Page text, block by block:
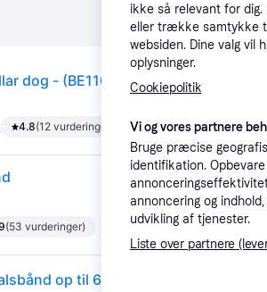
dog - (BE11091)
4.8(12 vurderinger)
(53 vurderinger)
ikke så relevant for
eller trække samtykke
websiden. Dine valg vil
oplysninger.
Cookiepolitik
Vi og vores partnere
Bruge præcise
identifikation.
annoncering og
udvikling af tjenester.
Liste over partnere